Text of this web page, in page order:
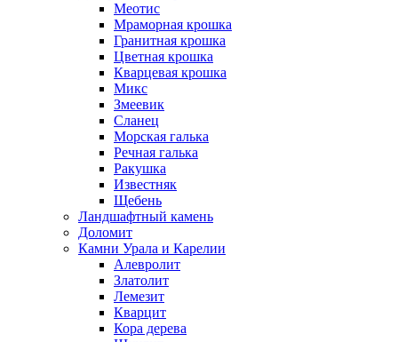
Меотис
Мраморная крошка
Гранитная крошка
Цветная крошка
Кварцевая крошка
Микс
Змеевик
Сланец
Морская галька
Речная галька
Ракушка
Известняк
Щебень
Ландшафтный камень
Доломит
Камни Урала и Карелии
Алевролит
Златолит
Лемезит
Кварцит
Кора дерева